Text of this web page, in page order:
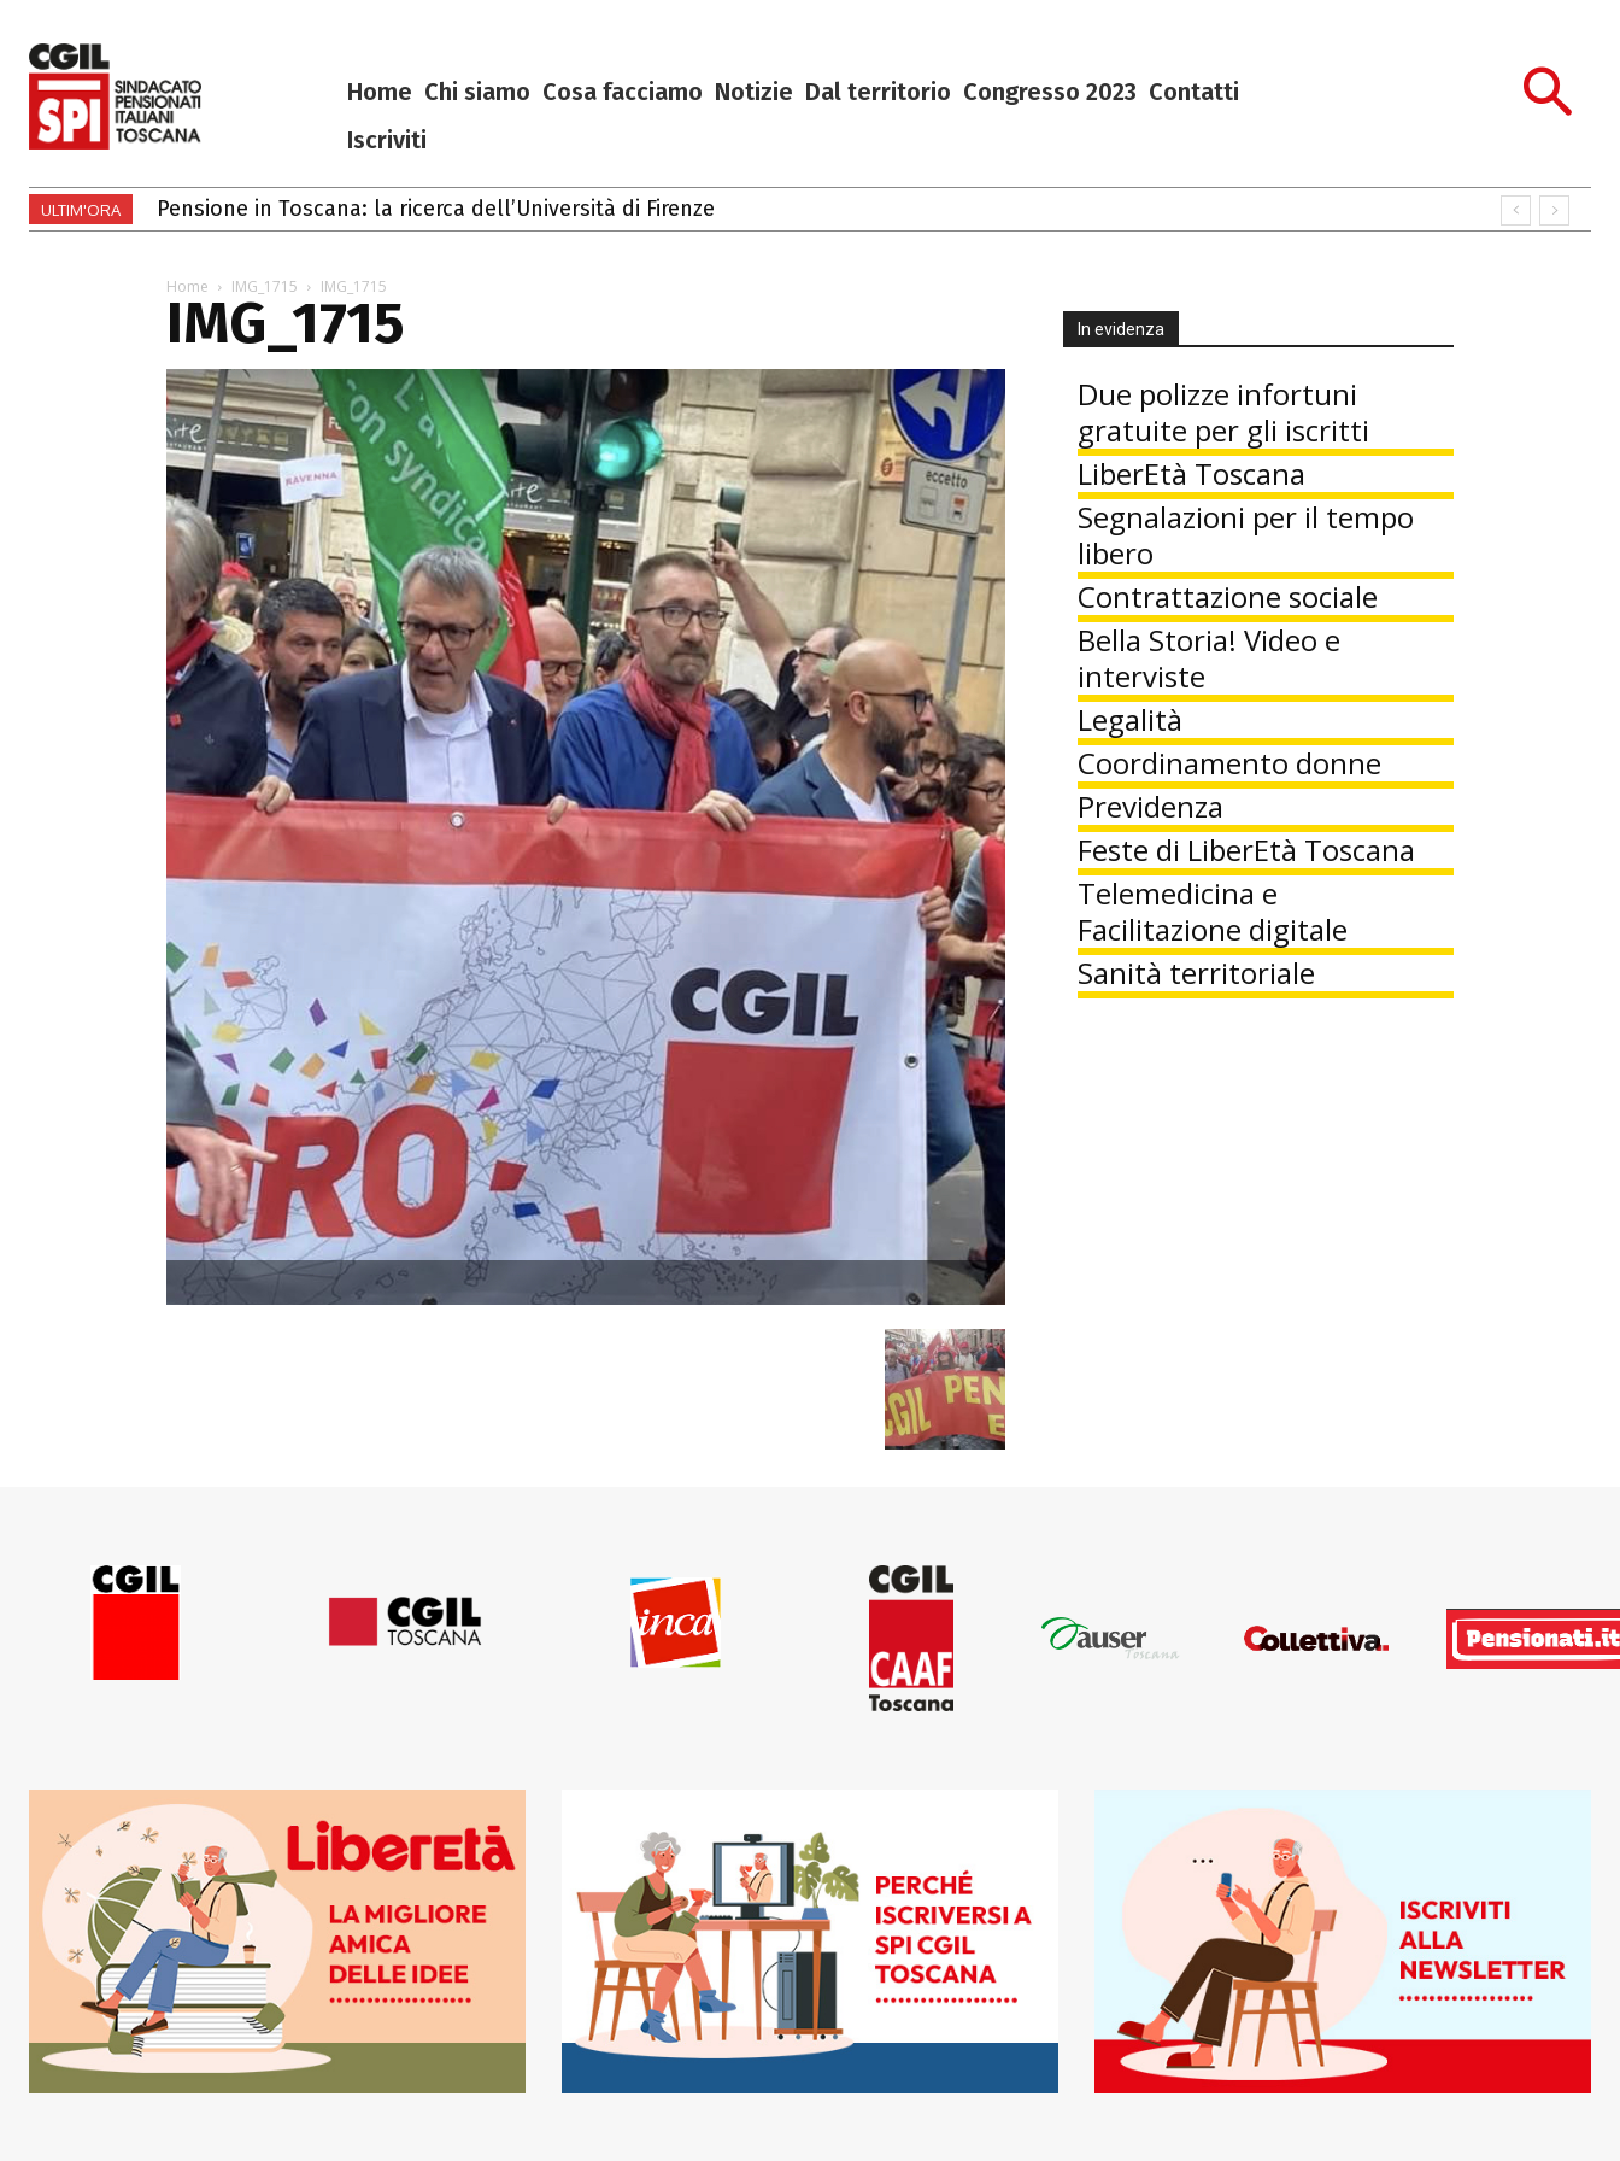
Home Chi siamo Cosa facciamo Notizie Dal territorio Congresso 2023 Contatti
Iscriviti
ULTIM'ORA Pensione in Toscana: la ricerca dell’Università di Firenze
Home IMG_1715 IMG_1715
IMG_1715 In evidenza
Due polizze infortuni
gratuite per gli iscritti
LiberEtà Toscana
Segnalazioni per il tempo
libero
Contrattazione sociale
Bella Storia! Video e
interviste
Legalità
Coordinamento donne
Previdenza
Feste di LiberEtà Toscana
Telemedicina e
Facilitazione digitale
Sanità territoriale